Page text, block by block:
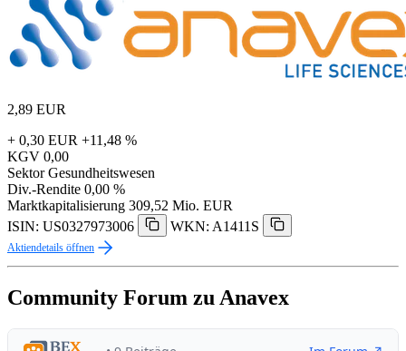
2,89 EUR
+ 0,30 EUR +11,48 %
KGV 0,00
Sektor Gesundheitswesen
Div.-Rendite 0,00 %
Marktkapitalisierung 309,52 Mio. EUR
ISIN: US0327973006
WKN: A1411S
Aktiendetails öffnen
Community Forum zu Anavex